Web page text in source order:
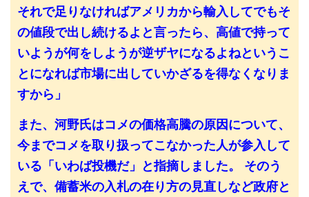
それで足りなければアメリカから輸入してでもそ
の値段で出し続けるよと言ったら、高値で持って
いようが何をしようが逆ザヤになるよねというこ
とになれば市場に出していかざるを得なくなりま
すから」
また、河野氏はコメの価格高騰の原因について、
今までコメを取り扱ってこなかった人が参入して
いる「いわば投機だ」と指摘しました。 そのう
えで、備蓄米の入札の在り方の見直しなど政府と